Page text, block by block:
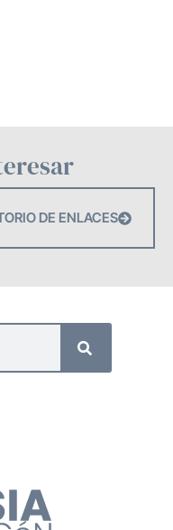
DE ENLACES